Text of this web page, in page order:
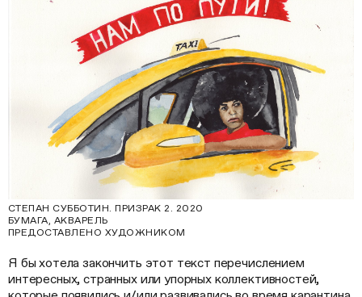
СТЕПАН СУББОТИН. ПРИЗРАК 2. 2020
БУМАГА, АКВАРЕЛЬ
ПРЕДОСТАВЛЕНО ХУДОЖНИКОМ
Я бы хотела закончить этот текст перечислением
интересных, странных или упорных коллективностей,